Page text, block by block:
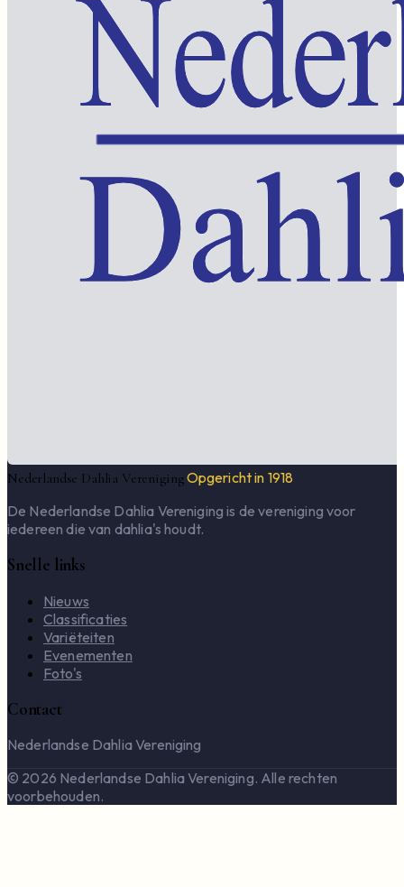
Nederlandse Dahlia VerenigingOpgericht in 1918
De Nederlandse Dahlia Vereniging is de vereniging voor
iedereen die van dahlia's houdt.
Snelle links
Nieuws
Classificaties
Variëteiten
Evenementen
Foto's
Contact
Nederlandse Dahlia Vereniging
© 2026 Nederlandse Dahlia Vereniging. Alle rechten
voorbehouden.